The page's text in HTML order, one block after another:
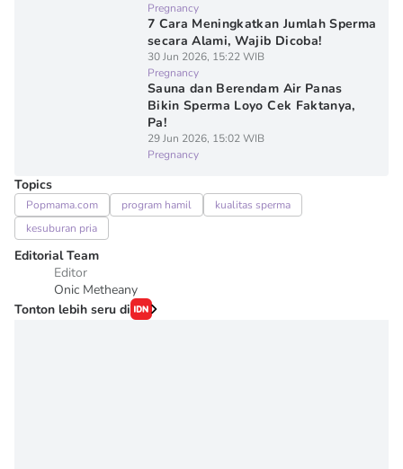
Pregnancy
7 Cara Meningkatkan Jumlah Sperma
secara Alami, Wajib Dicoba!
30 Jun 2026, 15:22 WIB
Pregnancy
Sauna dan Berendam Air Panas
Bikin Sperma Loyo Cek Faktanya,
Pa!
29 Jun 2026, 15:02 WIB
Pregnancy
Topics
Popmama.com program hamil
kualitas sperma
kesuburan pria
Editorial Team
Editor
Onic Metheany
Tonton lebih seru di